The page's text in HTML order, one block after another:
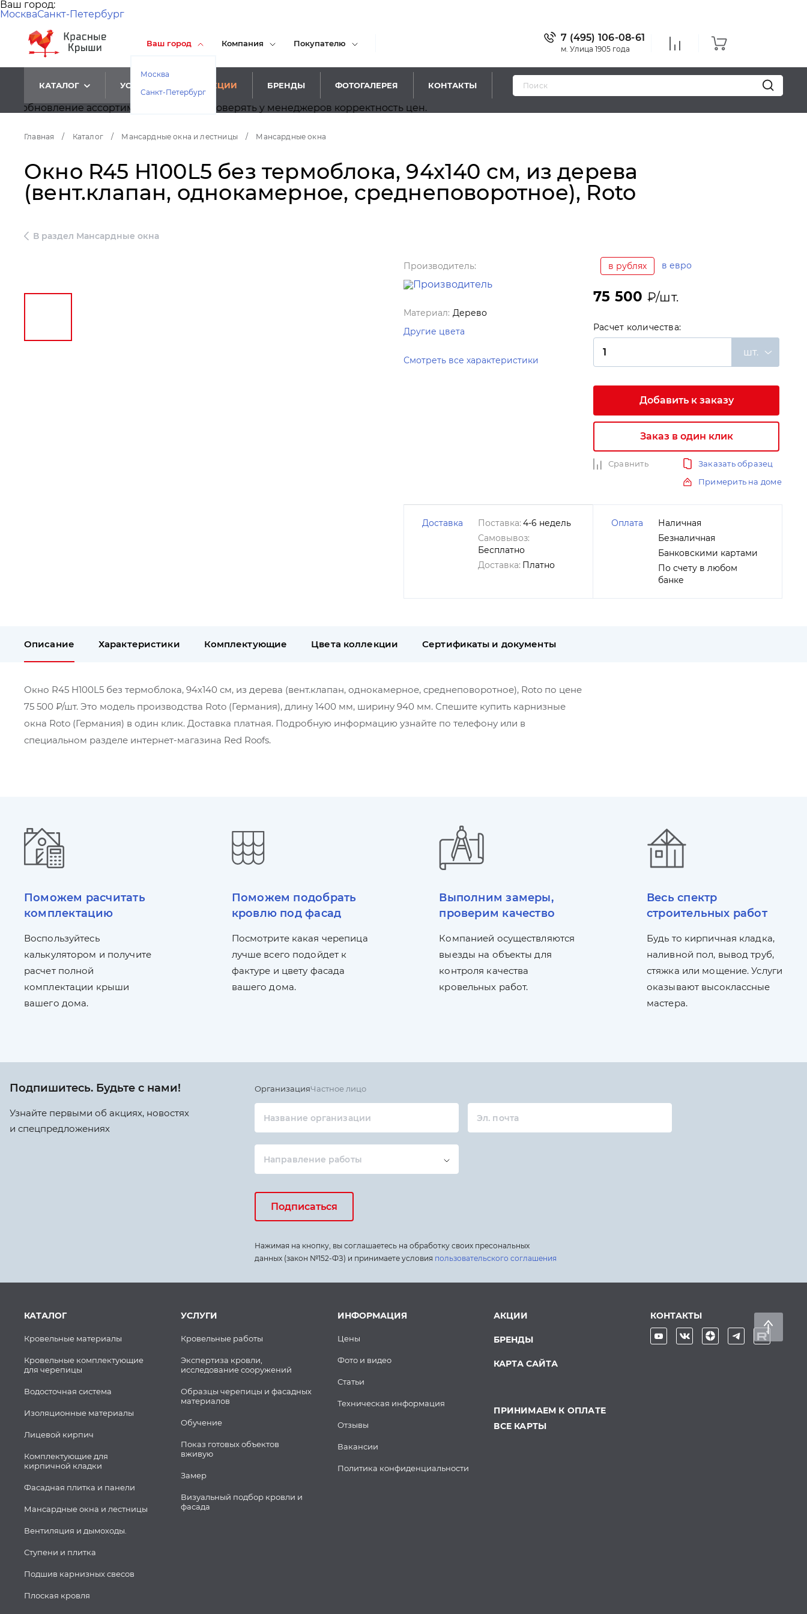
Ваш город:
МоскваСанкт-Петербург
Ваш город
Москва
Санкт-Петербург
Компания Покупателю
7 (495) 106-08-61
м. Улица 1905 года
КАТАЛОГ УСЛУГИ АКЦИИ БРЕНДЫ ФОТОГАЛЕРЕЯ КОНТАКТЫ
ассортимента, просим проверять у менеджеров корректность цен.
Главная / Каталог / Мансардные окна и лестницы / Мансардные окна
Окно R45 H100L5 без термоблока, 94х140 см, из дерева
(вент.клапан, однокамерное, среднеповоротное), Roto
В раздел Мансардные окна
Производитель:
Материал: Дерево
Другие цвета
Смотреть все характеристики
в рублях в евро
75 500 ₽/шт.
Расчет количества:
шт.
Добавить к заказу
Заказ в один клик
Сравнить
Заказать образец
Примерить на доме
Доставка Поставка: 4-6 недель
Самовывоз:
Бесплатно
Доставка: Платно
Оплата
Наличная
Безналичная
Банковскими картами
По счету в любом
банке
Описание Характеристики Комплектующие Цвета коллекции Сертификаты и документы
Окно R45 H100L5 без термоблока, 94х140 см, из дерева (вент.клапан, однокамерное, среднеповоротное), Roto по цене
75 500 ₽/шт. Это модель производства Roto (Германия), длину 1400 мм, ширину 940 мм. Спешите купить карнизные
окна Roto (Германия) в один клик. Доставка платная. Подробную информацию узнайте по телефону или в
специальном разделе интернет-магазина Red Roofs.
Поможем расчитать
комплектацию
Воспользуйтесь
калькулятором и получите
расчет полной
комплектации крыши
вашего дома.
Поможем подобрать
кровлю под фасад
Посмотрите какая черепица
лучше всего подойдет к
фактуре и цвету фасада
вашего дома.
Выполним замеры,
проверим качество
Компанией осуществляются
выезды на объекты для
контроля качества
кровельных работ.
Весь спектр
строительных работ
Будь то кирпичная кладка,
наливной пол, вывод труб,
стяжка или мощение. Услуги
оказывают высоклассные
мастера.
Подпишитесь. Будьте с нами!
Узнайте первыми об акциях, новостях
и спецпредложениях
ОрганизацияЧастное лицо
Название организации Эл. почта
Направление работы
Подписаться
Нажимая на кнопку, вы соглашаетесь на обработку своих пресональных
данных (закон №152-ФЗ) и принимаете условия пользовательского соглашения
КАТАЛОГ
Кровельные материалы
Кровельные комплектующие
для черепицы
Водосточная система
Изоляционные материалы
Лицевой кирпич
Комплектующие для
кирпичной кладки
Фасадная плитка и панели
Мансардные окна и лестницы
Вентиляция и дымоходы.
Ступени и плитка
Подшив карнизных свесов
Плоская кровля
УСЛУГИ
Кровельные работы
Экспертиза кровли,
исследование сооружений
Образцы черепицы и фасадных
материалов
Обучение
Показ готовых объектов
вживую
Замер
Визуальный подбор кровли и
фасада
ИНФОРМАЦИЯ
Цены
Фото и видео
Статьи
Техническая информация
Отзывы
Вакансии
Политика конфиденциальности
АКЦИИ
БРЕНДЫ
КАРТА САЙТА
ПРИНИМАЕМ К ОПЛАТЕ
ВСЕ КАРТЫ
КОНТАКТЫ